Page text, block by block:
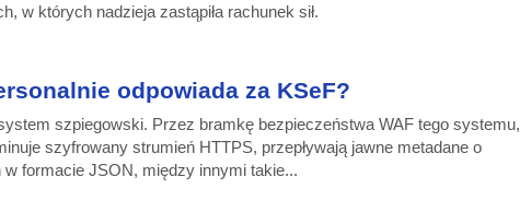
w których nadzieja zastąpiła rachunek sił.
odpowiada za KSeF?
szpiegowski. Przez bramkę bezpieczeństwa WAF tego systemu,
szyfrowany strumień HTTPS, przepływają jawne metadane o
w formacie JSON, między innymi takie...